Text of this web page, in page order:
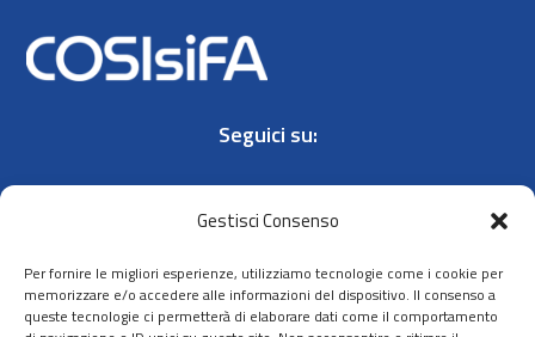
Gestisci Consenso
Per fornire le migliori esperienze, utilizziamo tecnologie come i cookie per
memorizzare e/o accedere alle informazioni del dispositivo. Il consenso a
queste tecnologie ci permetterà di elaborare dati come il comportamento
Seguici su:
Contatti